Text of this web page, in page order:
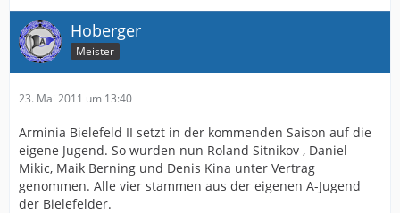
Hoberger
Meister
23. Mai 2011 um 13:40
Arminia Bielefeld II setzt in der kommenden Saison auf die
eigene Jugend. So wurden nun Roland Sitnikov , Daniel
Mikic, Maik Berning und Denis Kina unter Vertrag
genommen. Alle vier stammen aus der eigenen A-Jugend
der Bielefelder.